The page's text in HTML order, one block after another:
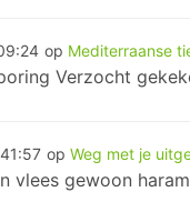
op Mediterraanse
Verzocht
op Weg met je
vlees gewoon